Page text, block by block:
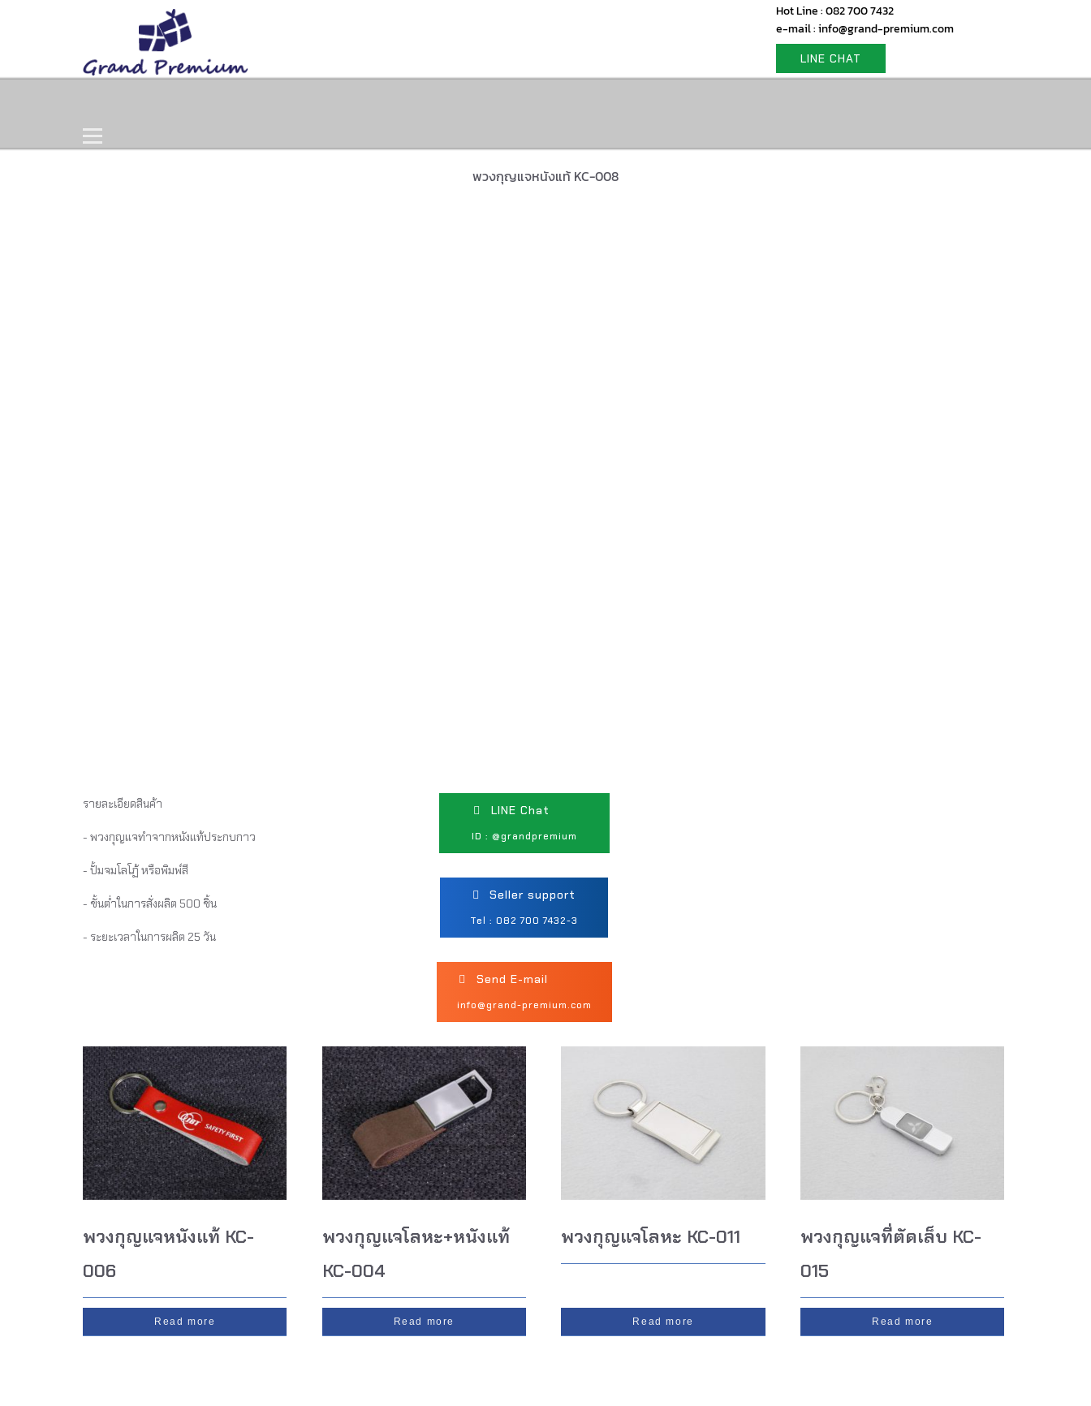
Hot Line : 082 700 7432
e-mail : info@grand-premium.com
LINE CHAT
พวงกุญแจหนังแท้ KC-008
รายละเอียดสินค้า
- พวงกุญแจทำจากหนังแท้ประกบกาว
- ปั้มจมโลโฏ้ หรือพิมพ์สี
- ขั้นต่ำในการสั่งผลิต 500 ชิ้น
- ระยะเวลาในการผลิต 25 วัน
LINE Chat
ID : @grandpremium
Seller support
Tel : 082 700 7432-3
Send E-mail
info@grand-premium.com
พวงกุญแจหนังแท้ KC-
006
Read more
พวงกุญแจโลหะ+หนังแท้
KC-004
Read more
พวงกุญแจโลหะ KC-011
Read more
พวงกุญแจที่ตัดเล็บ KC-
015
Read more